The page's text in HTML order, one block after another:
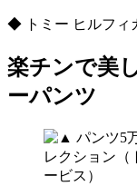
◆ トミー ヒルフィ
楽チンで美
ーパンツ